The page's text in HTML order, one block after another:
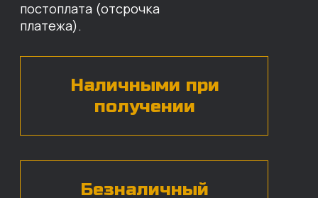
назовут цены и проконсультируют
по нужным деталям.
персональных данных*